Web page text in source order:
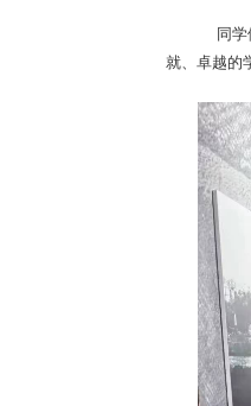
同
就、卓越的